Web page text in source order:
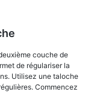
couche de
de régulariser la
Utilisez une taloche
Commencez